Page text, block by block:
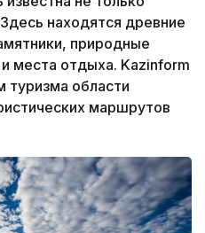
находятся древние
природные
места отдыха. Kazinform
туризма области
маршрутов